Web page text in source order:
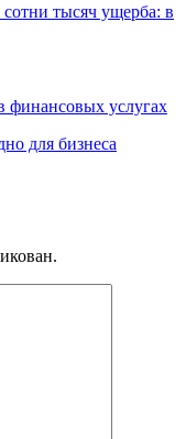
тысяч ущерба: в
финансовых услугах
для бизнеса